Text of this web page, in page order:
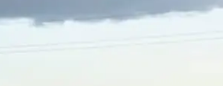
PerMas Torrencito 31 de maig de 2025